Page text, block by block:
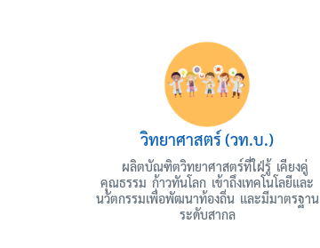
วิทยาศาสตร์ (วท.บ.)
ผลิตบัณฑิตวิทยาศาสตร์ที่ใฝ่รู้ เคียงคู่
คุณธรรม ก้าวทันโลก เข้าถึงเทคโนโลยีและ
นวัตกรรมเพื่อพัฒนาท้องถิ่น และมีมาตรฐาน
ระดับสากล